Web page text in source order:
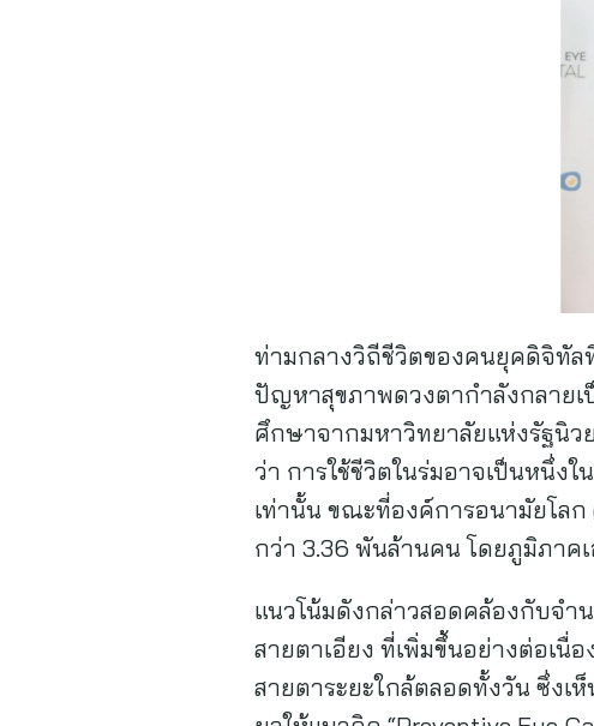
ท่ามกลางวิถีชีวิตของคนยุคดิจิทัล
ปัญหาสุขภาพดวงตากำลังกลายเ
ศึกษาจากมหาวิทยาลัยแห่งรัฐนิวย
ว่า การใช้ชีวิตในร่มอาจเป็นหนึ่ง
เท่านั้น ขณะที่องค์การอนามัยโล
กว่า 3.36 พันล้านคน โดยภูมิภาค
แนวโน้มดังกล่าวสอดคล้องกับจำ
สายตาเอียง ที่เพิ่มขึ้นอย่างต่อเนื่
สายตาระยะใกล้ตลอดทั้งวัน ซึ่งเ